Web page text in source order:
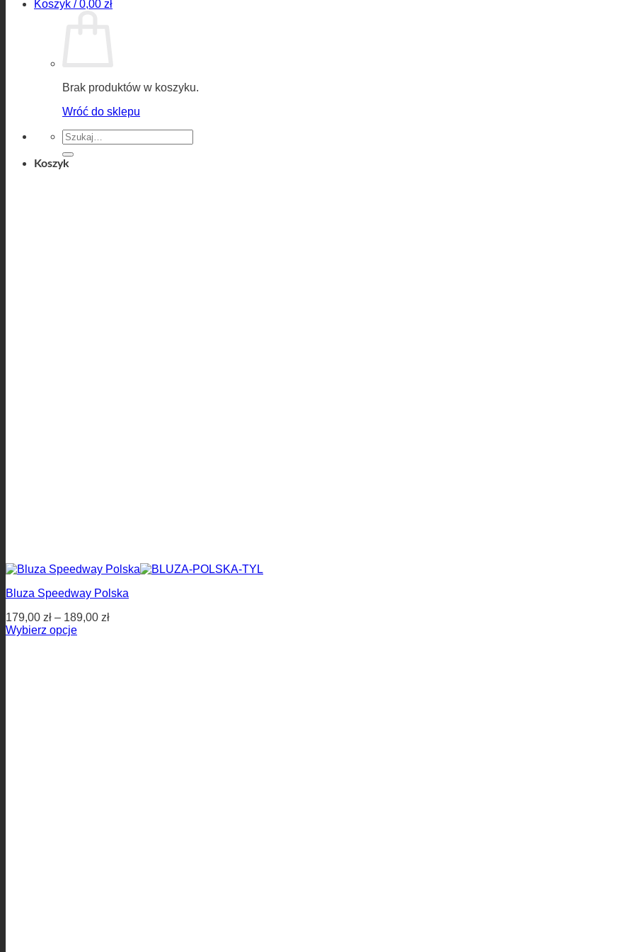
Koszyk / 0,00 zł
Brak produktów w koszyku.
Wróć do sklepu
Szukaj:
Koszyk
Bluza Speedway Polska
179,00 zł – 189,00 zł
Wybierz opcje